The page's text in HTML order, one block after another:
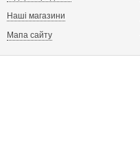
Наші магазини
Мапа сайту